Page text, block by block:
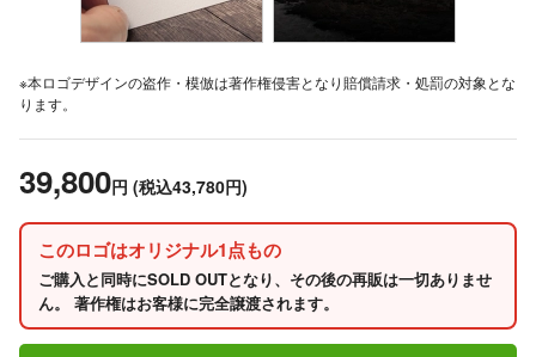
※本ロゴデザインの盗作・模倣は著作権侵害となり賠償請求・処罰の対象とな
ります。
39,800円 (税込43,780円)
このロゴはオリジナル1点もの
ご購入と同時にSOLD OUTとなり、その後の再販は一切ありませ
ん。 著作権はお客様に完全譲渡されます。